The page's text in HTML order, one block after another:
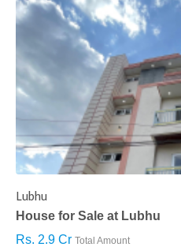
Lubhu
House for Sale at Lubhu
Rs. 2.9 Cr Total Amount